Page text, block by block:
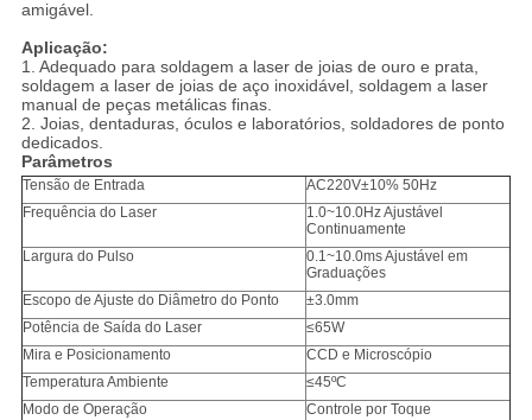
amigável.
Aplicação:
1. Adequado para soldagem a laser de joias de ouro e prata,
soldagem a laser de joias de aço inoxidável, soldagem a laser
manual de peças metálicas finas.
2. Joias, dentaduras, óculos e laboratórios, soldadores de ponto
dedicados.
Parâmetros
Tensão de Entrada
AC220V±10% 50Hz
Frequência do Laser
1.0~10.0Hz Ajustável
Continuamente
Largura do Pulso
0.1~10.0ms Ajustável em
Graduações
Escopo de Ajuste do Diâmetro do Ponto
±3.0mm
Potência de Saída do Laser
≤65W
Mira e Posicionamento
CCD e Microscópio
Temperatura Ambiente
≤45ºC
Modo de Operação
Controle por Toque